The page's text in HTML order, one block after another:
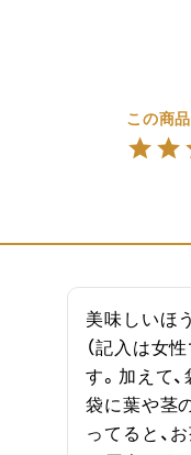
美味しいほ
（記入は女
す。加えて
袋に葉や茎
ってると、